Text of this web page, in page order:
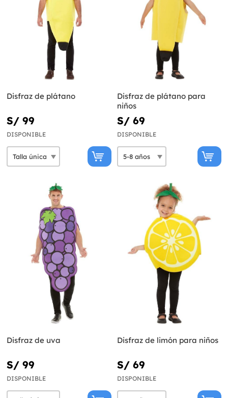
Disfraz de plátano
S/ 99
DISPONIBLE
Disfraz de plátano para
niños
S/ 69
DISPONIBLE
Disfraz de uva
S/ 99
DISPONIBLE
Disfraz de limón para niños
S/ 69
DISPONIBLE